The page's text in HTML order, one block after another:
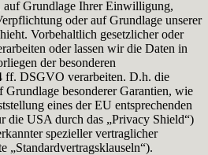
Grundlage Ihrer Einwilligung,
oder auf Grundlage unserer
Vorbehaltlich gesetzlicher oder
oder lassen wir die Daten in
der besonderen
ff. DSGVO verarbeiten. D.h. die
besonderer Garantien, wie
eines der EU entsprechenden
die USA durch das „Privacy Shield“)
spezieller vertraglicher
„Standardvertragsklauseln“).